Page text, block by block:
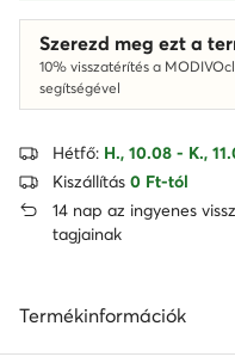
Szerezd meg ezt a
10% visszatérítés a
segítségével
Hétfő: H., 10.08 - K.,
Kiszállítás 0 Ft-tól
14 nap az ingyenes
tagjainak
Termékinformációk